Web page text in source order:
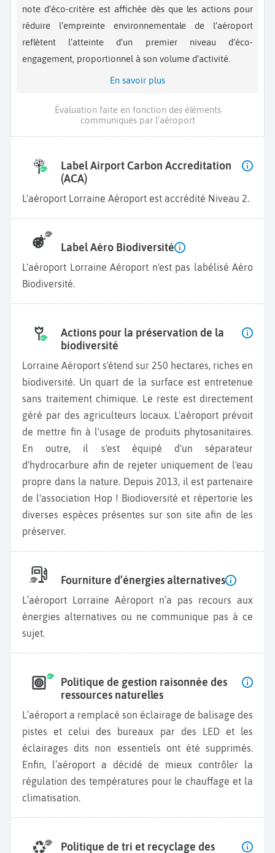
note d’éco-critère est affichée dès que les actions pour
réduire l’empreinte environnementale de l’aéroport
reflètent l’atteinte d’un premier niveau d’éco-
engagement, proportionnel à son volume d’activité.
En savoir plus
Évaluation faite en fonction des éléments
communiqués par l'aéroport
Label Airport Carbon Accreditation
(ACA)
L'aéroport Lorraine Aéroport est accrédité Niveau 2.
Label Aéro Biodiversité
L'aéroport Lorraine Aéroport n'est pas labélisé Aéro
Biodiversité.
Actions pour la préservation de la
biodiversité
Lorraine Aéroport s'étend sur 250 hectares, riches en
biodiversité. Un quart de la surface est entretenue
sans traitement chimique. Le reste est directement
géré par des agriculteurs locaux. L'aéroport prévoit
de mettre fin à l'usage de produits phytosanitaires.
En outre, il s'est équipé d'un séparateur
d'hydrocarbure afin de rejeter uniquement de l'eau
propre dans la nature. Depuis 2013, il est partenaire
de l'association Hop ! Biodioversité et répertorie les
diverses espèces présentes sur son site afin de les
préserver.
Fourniture d’énergies alternatives
L’aéroport Lorraine Aéroport n’a pas recours aux
énergies alternatives ou ne communique pas à ce
sujet.
Politique de gestion raisonnée des
ressources naturelles
L’aéroport a remplacé son éclairage de balisage des
pistes et celui des bureaux par des LED et les
éclairages dits non essentiels ont été supprimés.
Enfin, l’aéroport a décidé de mieux contrôler la
régulation des températures pour le chauffage et la
climatisation.
Politique de tri et recyclage des